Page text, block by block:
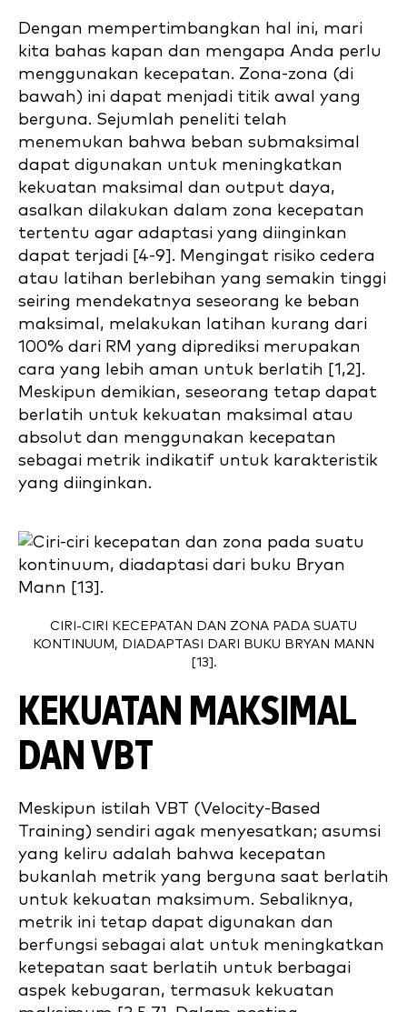
Dengan mempertimbangkan hal ini, mari
kita bahas kapan dan mengapa Anda perlu
menggunakan kecepatan. Zona-zona (di
bawah) ini dapat menjadi titik awal yang
berguna. Sejumlah peneliti telah
menemukan bahwa beban submaksimal
dapat digunakan untuk meningkatkan
kekuatan maksimal dan output daya,
asalkan dilakukan dalam zona kecepatan
tertentu agar adaptasi yang diinginkan
dapat terjadi [4-9]. Mengingat risiko cedera
atau latihan berlebihan yang semakin tinggi
seiring mendekatnya seseorang ke beban
maksimal, melakukan latihan kurang dari
100% dari RM yang diprediksi merupakan
cara yang lebih aman untuk berlatih [1,2].
Meskipun demikian, seseorang tetap dapat
berlatih untuk kekuatan maksimal atau
absolut dan menggunakan kecepatan
sebagai metrik indikatif untuk karakteristik
yang diinginkan.
CIRI-CIRI KECEPATAN DAN ZONA PADA SUATU
KONTINUUM, DIADAPTASI DARI BUKU BRYAN MANN
[13].
KEKUATAN MAKSIMAL
DAN VBT
Meskipun istilah VBT (Velocity-Based
Training) sendiri agak menyesatkan; asumsi
yang keliru adalah bahwa kecepatan
bukanlah metrik yang berguna saat berlatih
untuk kekuatan maksimum. Sebaliknya,
metrik ini tetap dapat digunakan dan
berfungsi sebagai alat untuk meningkatkan
ketepatan saat berlatih untuk berbagai
aspek kebugaran, termasuk kekuatan